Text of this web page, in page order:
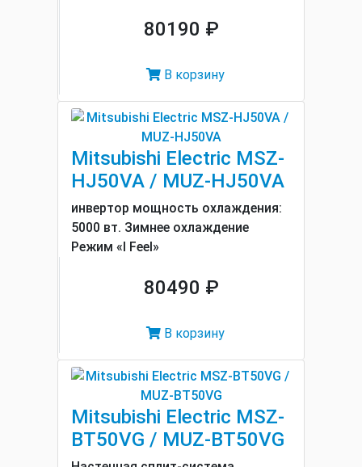
80190 ₽
В корзину
Mitsubishi Electric MSZ-
HJ50VA / MUZ-HJ50VA
инвертор мощность охлаждения:
5000 вт. Зимнее охлаждение
Режим «I Feel»
80490 ₽
В корзину
Mitsubishi Electric MSZ-
BT50VG / MUZ-BT50VG